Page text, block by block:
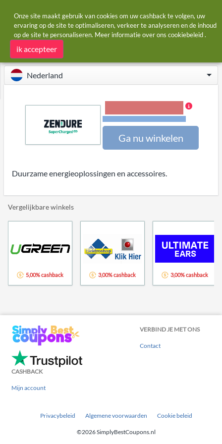
Startpagina Winkels Zendure
Zendure cashback
Nederland
Ga nu winkelen
Duurzame energieoplossingen en accessoires.
Vergelijkbare winkels
5,00% cashback 3,00% cashback 3,00% cashback
VERBIND JE MET ONS
Contact
CASHBACK
Mijn account
Privacybeleid Algemene voorwaarden Cookie beleid
©2026 SimplyBestCoupons.nl
Onze site maakt gebruik van cookies om uw cashback te volgen, uw
ervaring op de site te optimaliseren, verkeer te analyseren en de inhoud
op de site te personaliseren. Meer informatie over ons cookiebeleid.
ik accepteer